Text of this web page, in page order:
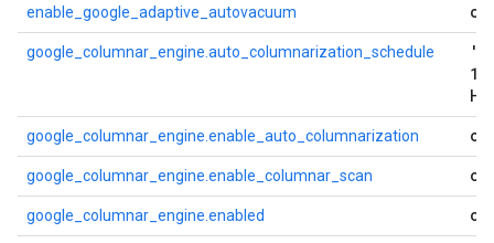
enable_google_adaptive_autovacuum on
google_columnar_engine.auto_columnarization_schedule
1
google_columnar_engine.enable_auto_columnarization on
google_columnar_engine.enable_columnar_scan on
google_columnar_engine.enabled